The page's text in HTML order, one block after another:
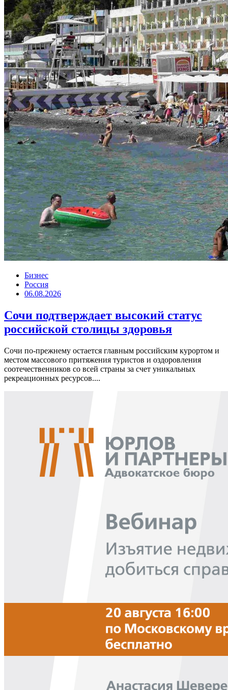
Бизнес
Россия
06.08.2026
Сочи подтверждает высокий статус
российской столицы здоровья
Сочи по-прежнему остается главным российским курортом и
местом массового притяжения туристов и оздоровления
соотечественников со всей страны за счет уникальных
рекреационных ресурсов....